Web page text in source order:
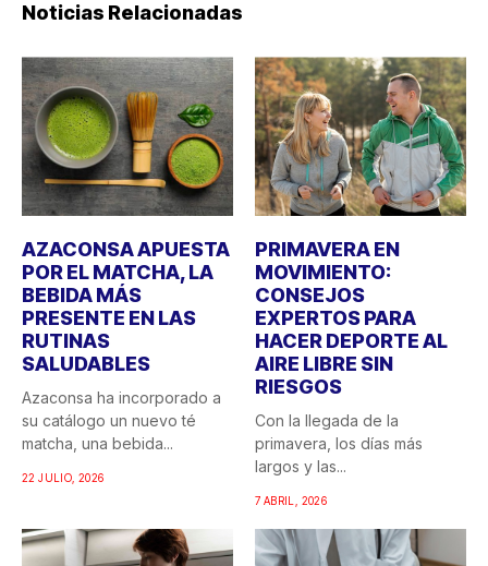
Noticias Relacionadas
AZACONSA APUESTA
POR EL MATCHA, LA
BEBIDA MÁS
PRESENTE EN LAS
RUTINAS
SALUDABLES
Azaconsa ha incorporado a
su catálogo un nuevo té
matcha, una bebida...
22 JULIO, 2026
PRIMAVERA EN
MOVIMIENTO:
CONSEJOS
EXPERTOS PARA
HACER DEPORTE AL
AIRE LIBRE SIN
RIESGOS
Con la llegada de la
primavera, los días más
largos y las...
7 ABRIL, 2026